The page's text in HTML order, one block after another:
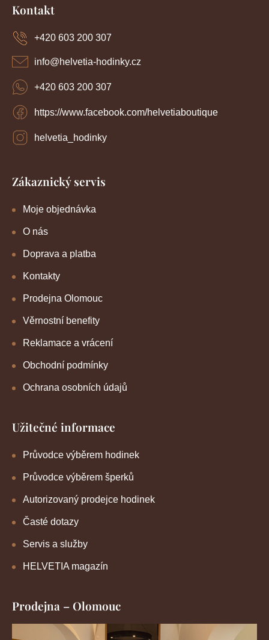
k
i
Kontakt
info@helvetia-hodinky.cz
+420 603 200 307
https://www.facebook.com/helvetiaboutique
helvetia_hodinky
+420 603 200 307
Zákaznický servis
Moje objednávka
O nás
Doprava a platba
Kontakty
Prodejna Olomouc
Věrnostní benefity
Reklamace a vrácení
Obchodní podmínky
Ochrana osobních údajů
Užitečné informace
Průvodce výběrem hodinek
Průvodce výběrem šperků
Autorizovaný prodejce hodinek
Časté dotazy
Servis a služby
HELVETIA magazín
Prodejna – Olomouc